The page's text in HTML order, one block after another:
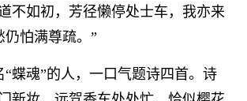
不如初，芳径懒停处士车，我亦来
怕满尊疏。”
“蝶魂”的人，一口气题诗四首。诗